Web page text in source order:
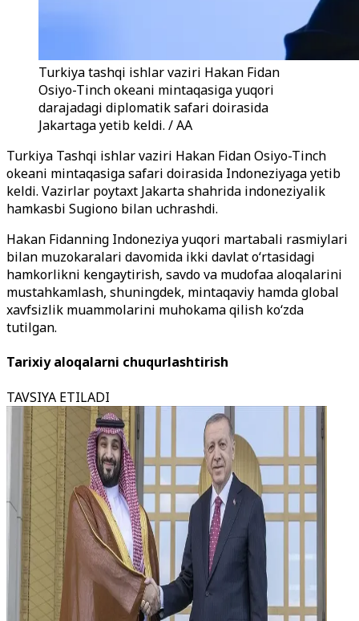
Turkiya tashqi ishlar vaziri Hakan Fidan
Osiyo-Tinch okeani mintaqasiga yuqori
darajadagi diplomatik safari doirasida
Jakartaga yetib keldi. / AA
Turkiya Tashqi ishlar vaziri Hakan Fidan Osiyo-Tinch
okeani mintaqasiga safari doirasida Indoneziyaga yetib
keldi. Vazirlar poytaxt Jakarta shahrida indoneziyalik
hamkasbi Sugiono bilan uchrashdi.
Hakan Fidanning Indoneziya yuqori martabali rasmiylari
bilan muzokaralari davomida ikki davlat o‘rtasidagi
hamkorlikni kengaytirish, savdo va mudofaa aloqalarini
mustahkamlash, shuningdek, mintaqaviy hamda global
xavfsizlik muammolarini muhokama qilish ko‘zda
tutilgan.
Tarixiy aloqalarni chuqurlashtirish
TAVSIYA ETILADI